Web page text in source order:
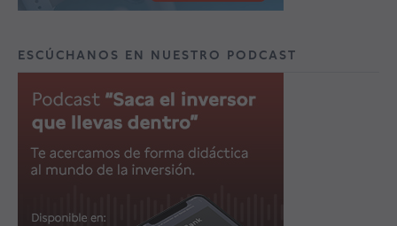
ESCÚCHANOS EN NUESTRO PODCAST